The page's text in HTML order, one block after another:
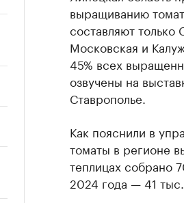
выращиванию
составляют только
Московская и
45% всех
озвучены на
Ставрополье.
Как пояснили в
томаты в регионе
теплицах собрано
2024 года — 41 тыс.